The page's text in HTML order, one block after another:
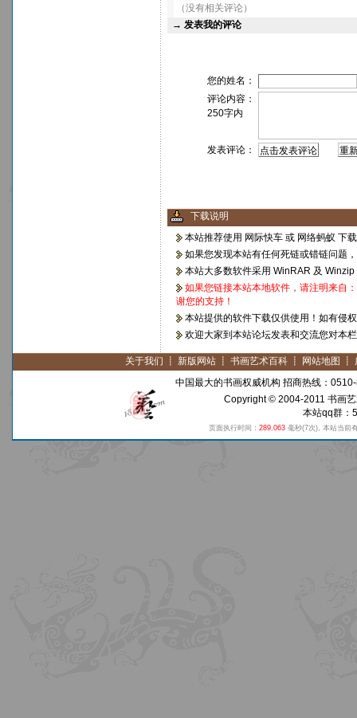
（没有相关评论）
→ 发表我的评论
您的姓名：
评论内容：
250字内
发表评论：
下载说明
本站推荐使用 网际快车或 网络蚂蚁 下
如果您发现本站有任何死链或错链问题
本站大多数软件采用 WinRAR 及 Winzip
如果您链接本站本地软件，请注明来自：
谢您的支持！
本站提供的软件下载仅供使用！如有侵
欢迎大家到本站论坛发表和交流您对本
关于我们 ┋ 新版网站 ┋ 书画艺术百科 ┋ 网站地图 ┋
中国最大的书画权威机构 招商热线：
Copyright © 2004-2011 书画
本站qq群：
页面执行时间： 289.063毫秒(7次), 本站当前